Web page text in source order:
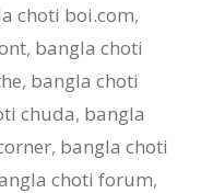
choti boi.com,
, bangla choti
, bangla choti
chuda, bangla
, bangla choti
choti forum,